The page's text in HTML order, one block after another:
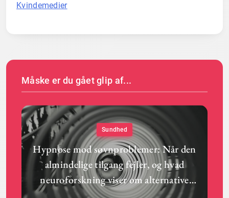
Kvindemedier
Måske er du gået glip af...
Sundhed
Hypnose mod søvnproblemer: Når den
almindelige tilgang fejler, og hvad
neuroforskning viser om alternative
dybeteknikker